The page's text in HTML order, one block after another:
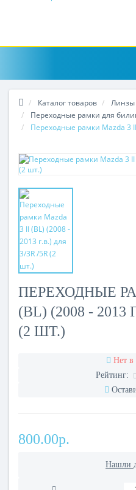
Каталог товаров
Линзы
Переходные рамки для
Переходные рамки Mazda 3
ПЕРЕХОДНЫЕ
(BL) (2008 - 2013
(2 ШТ.)
Нет в
Рейтинг:
800.00р.
Нашли